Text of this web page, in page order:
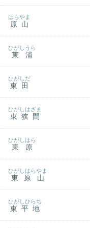
原山
はらやま
東浦
ひがしうら
東田
ひがしだ
東狭間
ひがしはざま
東原
ひがしはら
東原山
ひがしはらやま
東平地
ひがしひらち